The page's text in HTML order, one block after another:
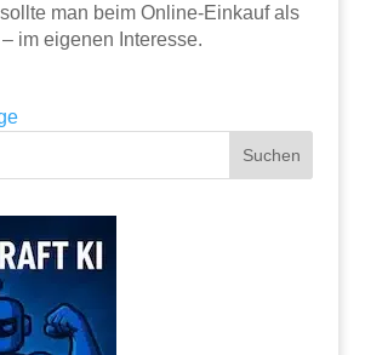
man beim Online-Einkauf als
im eigenen Interesse.